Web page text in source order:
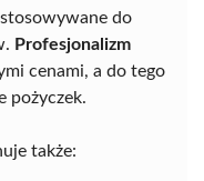
do
Profesjonalizm
cenami, a do tego
pożyczek.
także: